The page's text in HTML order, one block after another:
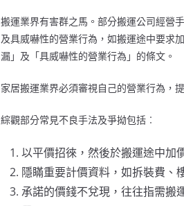
搬運業界有害群之馬。部分搬運公司經營
及具威嚇性的營業行為，如搬運途中要求
漏」及「具威嚇性的營業行為」的條文。
家居搬運業界必須審視自己的營業行為，
綜觀部分常見不良手法及爭拗包括︰
以平價招徠，然後於搬運途中加
隱瞞重要計價資料，如拆裝費、
承諾的價錢不兌現，往往指需搬